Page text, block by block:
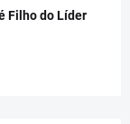
Filho do Líder